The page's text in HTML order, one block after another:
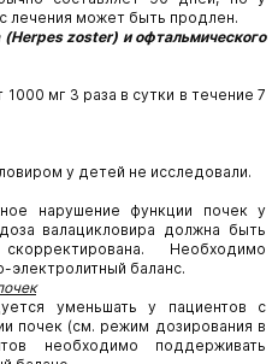
лечения может быть продлен.
zoster) и офтальмического
мг 3 раза в сутки в течение 7
у детей не исследовали.
нарушение функции почек у
валацикловира должна быть
Необходимо
баланс.
уменьшать у пациентов с
почек (см. режим дозирования в
необходимо поддерживать